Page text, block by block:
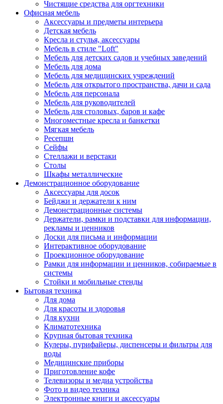
Чистящие средства для оргтехники
Офисная мебель
Аксессуары и предметы интерьера
Детская мебель
Кресла и стулья, аксессуары
Мебель в стиле "Loft"
Мебель для детских садов и учебных заведений
Мебель для дома
Мебель для медицинских учреждений
Мебель для открытого пространства, дачи и сада
Мебель для персонала
Мебель для руководителей
Мебель для столовых, баров и кафе
Многоместные кресла и банкетки
Мягкая мебель
Ресепшн
Сейфы
Стеллажи и верстаки
Столы
Шкафы металлические
Демонстрационное оборудование
Аксессуары для досок
Бейджи и держатели к ним
Демонстрационные системы
Держатели, рамки и подставки для информации,
рекламы и ценников
Доски для письма и информации
Интерактивное оборудование
Проекционное оборудование
Рамки для информации и ценников, собираемые в
системы
Стойки и мобильные стенды
Бытовая техника
Для дома
Для красоты и здоровья
Для кухни
Климатотехника
Крупная бытовая техника
Кулеры, пурифайеры, диспенсеры и фильтры для
воды
Медицинские приборы
Приготовление кофе
Телевизоры и медиа устройства
Фото и видео техника
Электронные книги и аксессуары